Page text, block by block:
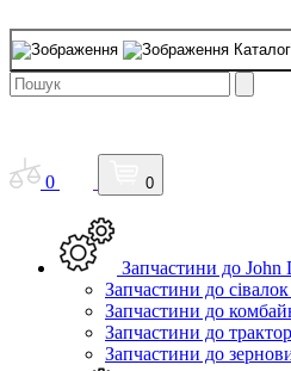
0 0
Запчастини до John
Запчастини до
Запчастини до
Запчастини до
Запчастини до